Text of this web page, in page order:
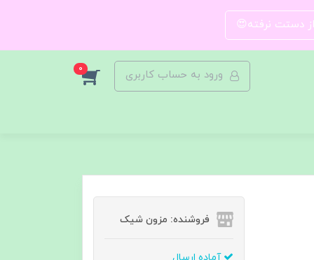
از دستت نرفته😍
ورود به حساب کاربری 0
فروشنده: مزون شیک